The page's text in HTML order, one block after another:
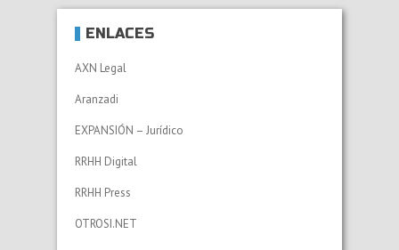
ENLACES
AXN Legal
Aranzadi
EXPANSIÓN – Jurídico
RRHH Digital
RRHH Press
OTROSI.NET